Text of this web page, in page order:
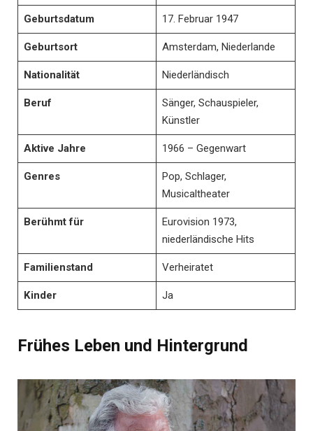
Geburtsdatum 17. Februar 1947
Geburtsort Amsterdam, Niederlande
Nationalität Niederländisch
Beruf
Sänger, Schauspieler,
Künstler
Aktive Jahre 1966 – Gegenwart
Genres
Pop, Schlager,
Musicaltheater
Berühmt für
Eurovision 1973,
niederländische Hits
Familienstand Verheiratet
Kinder Ja
Frühes Leben und Hintergrund